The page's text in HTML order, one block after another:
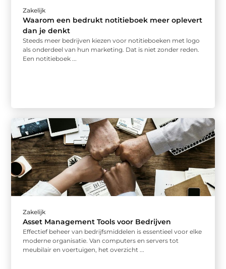
Zakelijk
Waarom een bedrukt notitieboek meer oplevert
dan je denkt
Steeds meer bedrijven kiezen voor notitieboeken met logo
als onderdeel van hun marketing. Dat is niet zonder reden.
Een notitieboek ...
Zakelijk
Asset Management Tools voor Bedrijven
Effectief beheer van bedrijfsmiddelen is essentieel voor elke
moderne organisatie. Van computers en servers tot
meubilair en voertuigen, het overzicht ...